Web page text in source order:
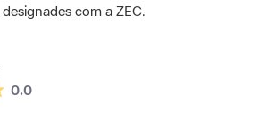
com a ZEC.
0.0La valoración media es de 0 estrellas de